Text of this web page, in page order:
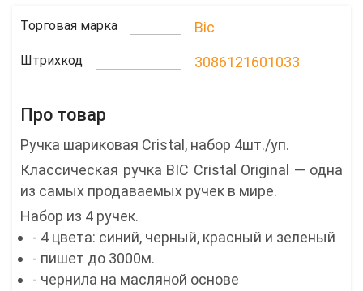
Торговая марка Bic
Штрихкод 3086121601033
Про товар
Ручка шариковая Cristal, набор 4шт./уп.
Классическая ручка BIC Cristal Original — одна
из самых продаваемых ручек в мире.
Набор из 4 ручек.
- 4 цвета: синий, черный, красный и зеленый
- пишет до 3000м.
- чернила на масляной основе